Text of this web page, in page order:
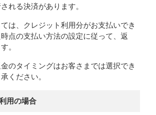
れる決済があります。
は、クレジット利用分がお支払いでき
点の支払い方法の設定に従って、返
。
のタイミングはお客さまでは選択でき
ください。
用の場合